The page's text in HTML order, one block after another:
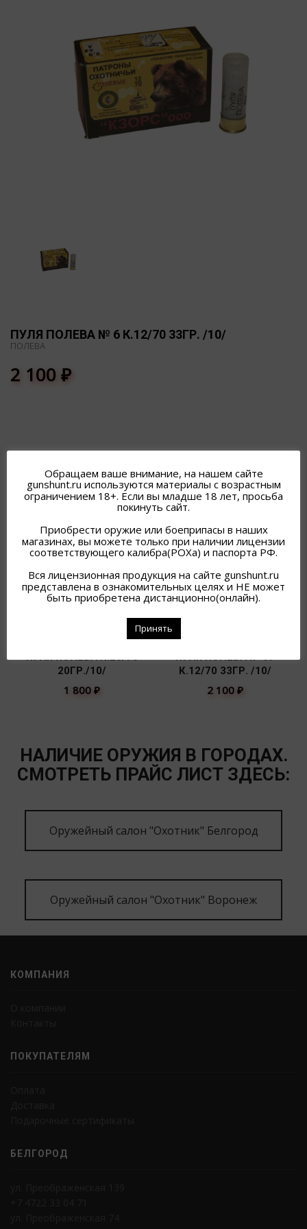
ПУЛЯ ПОЛЕВА № 6 К.12/70 33ГР. /10/
ПОЛЕВА
2 100₽
ПОХОЖИЕ ТОВАРЫ
ПУЛЯ ПОЛЕВА К.20/70
20ГР./10/
1 800 ₽
ПУЛЯ ПОЛЕВА № 6У
К.12/70 33ГР. /10/
2 100 ₽
НАЛИЧИЕ ОРУЖИЯ В ГОРОДАХ.
СМОТРЕТЬ ПРАЙС ЛИСТ ЗДЕСЬ:
Оружейный салон "Охотник" Белгород
Оружейный салон "Охотник" Воронеж
КОМПАНИЯ
ПОКУПАТЕЛЯМ
БЕЛГОРОД
Обращаем ваше внимание, на нашем сайте
gunshunt.ru используются материалы с возрастным
ограничением 18+. Если вы младше 18 лет, просьба
покинуть сайт.
Приобрести оружие или боеприпасы в наших
магазинах, вы можете только при наличии лицензии
соответствующего калибра(РОХа) и паспорта РФ.
Вся лицензионная продукция на сайте gunshunt.ru
представлена в ознакомительных целях и НЕ может
быть приобретена дистанционно(онлайн).
Принять